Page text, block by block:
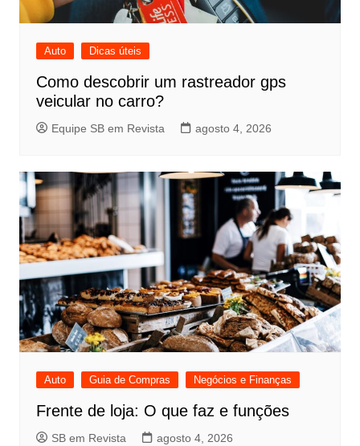
Auto Dicas úteis
Como descobrir um rastreador gps
veicular no carro?
Equipe SB em Revista agosto 4, 2026
Auto Guia de Compras Negócios e Finanças
Frente de loja: O que faz e funções
SB em Revista agosto 4, 2026